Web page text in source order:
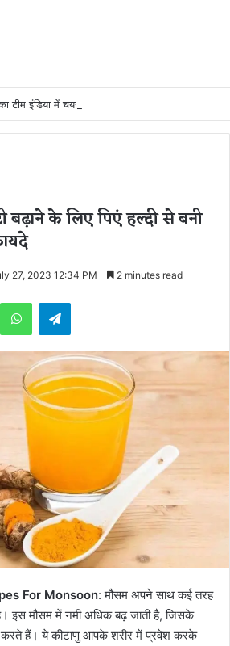
बढ़ाने के लिए पिएं हल्दी से बनी
27, 2023 12:34 PM 2 minutes read
For Monsoon: मौसम अपने साथ कई तरह
इस मौसम में नमी अधिक बढ़ जाती है, जिसके
करते हैं। ये कीटाणु आपके शरीर में प्रवेश करके